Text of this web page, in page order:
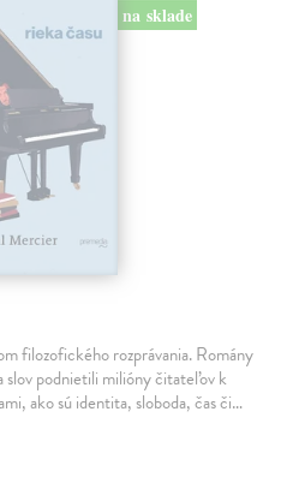
na sklade
filozofického rozprávania. Romány
slov podnietili milióny čitateľov k
ako sú identita, sloboda, čas či…